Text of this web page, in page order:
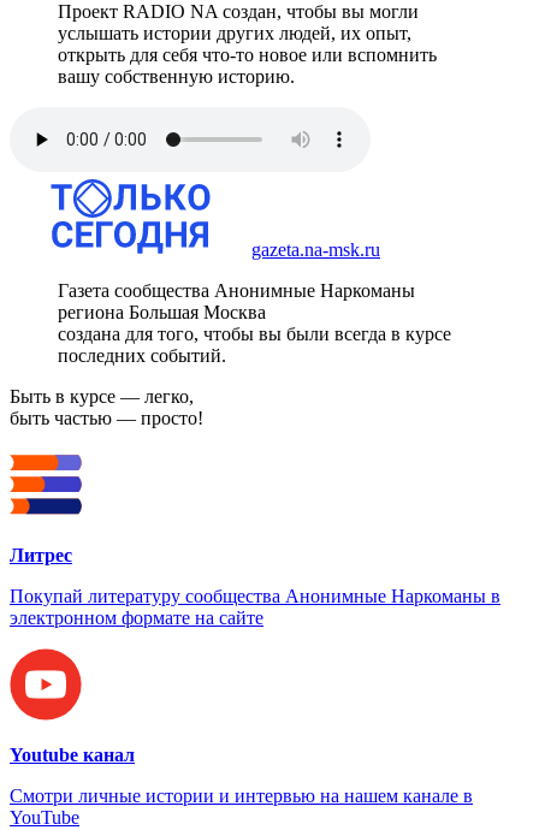
Проект RADIO NA создан, чтобы вы могли
услышать истории других людей, их опыт,
открыть для себя что-то новое или вспомнить
вашу собственную историю.
gazeta.na-msk.ru
Газета сообщества Анонимные Наркоманы
региона Большая Москва
создана для того, чтобы вы были всегда в курсе
последних событий.
Быть в курсе — легко,
быть частью — просто!
Литрес
Покупай литературу сообщества Анонимные Наркоманы в
электронном формате на сайте
Youtube канал
Смотри личные истории и интервью на нашем канале в
YouTube